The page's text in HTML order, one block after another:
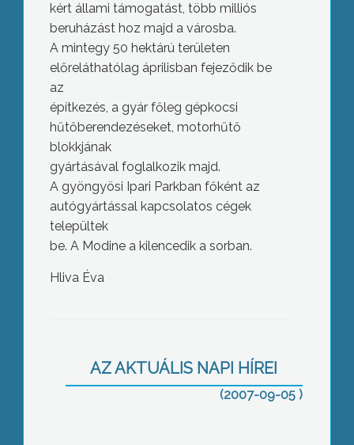
kért állami támogatást, több milliós
beruházást hoz majd a városba.
A mintegy 50 hektárú területen
előreláthatólag áprilisban fejeződik be
az
építkezés, a gyár főleg gépkocsi
hűtőberendezéseket, motorhűtő
blokkjának
gyártásával foglalkozik majd.
A gyöngyösi Ipari Parkban főként az
autógyártással kapcsolatos cégek
települtek
be. A Modine a kilencedik a sorban.
Hliva Éva
AZ AKTUÁLIS NAPI HÍREI
(2007-09-05 )